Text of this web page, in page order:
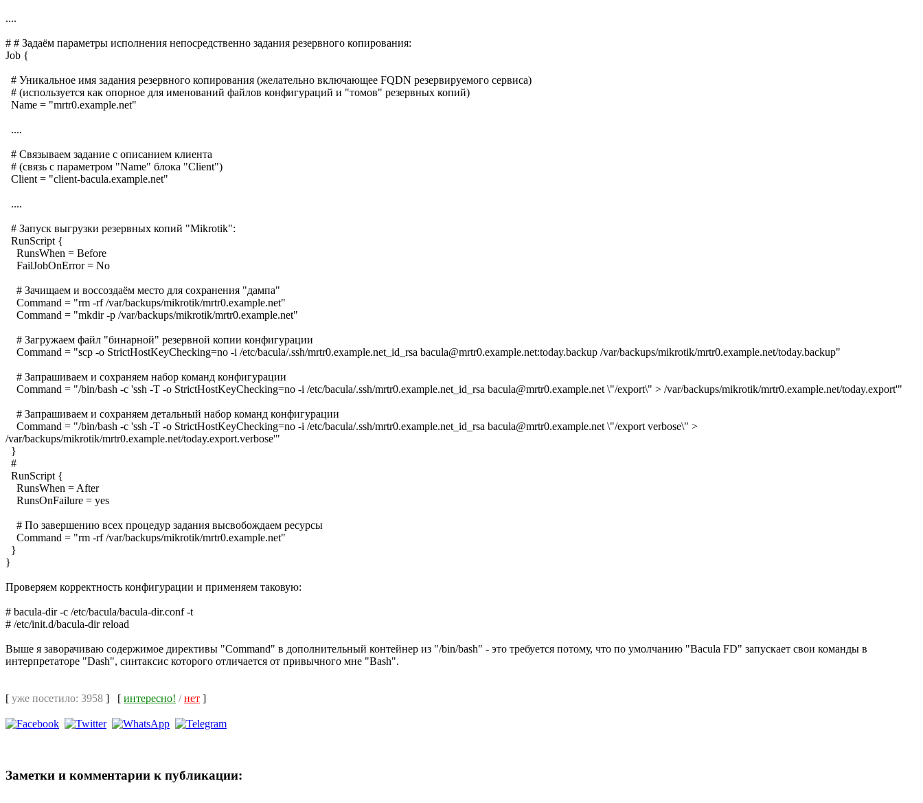
....
# # Задаём параметры исполнения непосредственно задания резервного копирования:
Job {
# Уникальное имя задания резервного копирования (желательно включающее FQDN резервируемого сервиса)
# (используется как опорное для именований файлов конфигураций и "томов" резервных копий)
Name = "mrtr0.example.net"
....
# Связываем задание с описанием клиента
# (связь с параметром "Name" блока "Client")
Client = "client-bacula.example.net"
....
# Запуск выгрузки резервных копий "Mikrotik":
RunScript {
RunsWhen = Before
FailJobOnError = No
# Зачищаем и воссоздаём место для сохранения "дампа"
Command = "rm -rf /var/backups/mikrotik/mrtr0.example.net"
Command = "mkdir -p /var/backups/mikrotik/mrtr0.example.net"
# Загружаем файл "бинарной" резервной копии конфигурации
Command = "scp -o StrictHostKeyChecking=no -i /etc/bacula/.ssh/mrtr0.example.net_id_rsa bacula@mrtr0.example.net:today.backup /var/backups/mikrotik/mrtr0.example.net/today.backup"
# Запрашиваем и сохраняем набор команд конфигурации
Command = "/bin/bash -c 'ssh -T -o StrictHostKeyChecking=no -i /etc/bacula/.ssh/mrtr0.example.net_id_rsa bacula@mrtr0.example.net \"/export\" > /var/backups/mikrotik/mrtr0.example.net/today.export'"
# Запрашиваем и сохраняем детальный набор команд конфигурации
Command = "/bin/bash -c 'ssh -T -o StrictHostKeyChecking=no -i /etc/bacula/.ssh/mrtr0.example.net_id_rsa bacula@mrtr0.example.net \"/export verbose\" >
/var/backups/mikrotik/mrtr0.example.net/today.export.verbose'"
}
#
RunScript {
RunsWhen = After
RunsOnFailure = yes
# По завершению всех процедур задания высвобождаем ресурсы
Command = "rm -rf /var/backups/mikrotik/mrtr0.example.net"
}
}
Проверяем корректность конфигурации и применяем таковую:
# bacula-dir -c /etc/bacula/bacula-dir.conf -t
# /etc/init.d/bacula-dir reload
Выше я заворачиваю содержимое директивы "Command" в дополнительный контейнер из "/bin/bash" - это требуется потому, что по умолчанию "Bacula FD" запускает свои команды в
интерпретаторе "Dash", синтаксис которого отличается от привычного мне "Bash".
[ уже посетило: 3958 ] [ интересно! /нет ]
Заметки и комментарии к публикации: